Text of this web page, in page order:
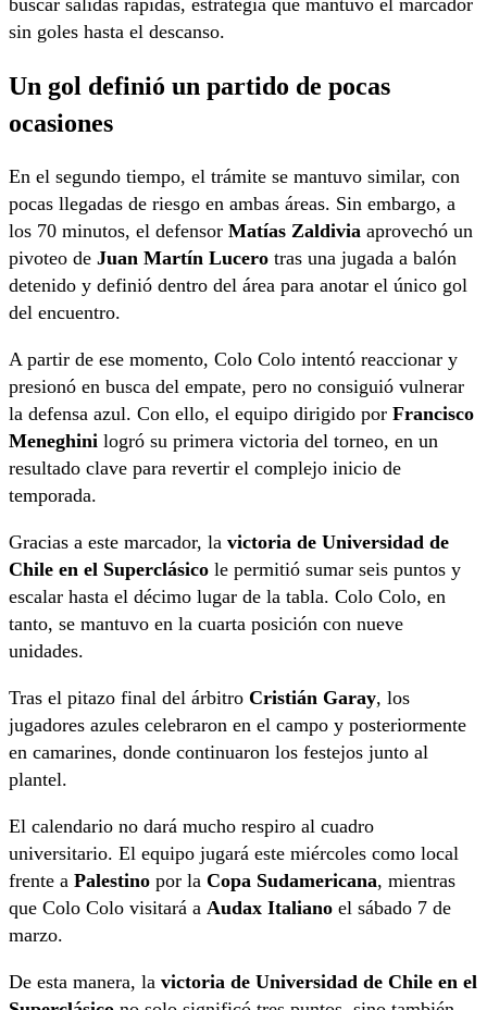
buscar salidas rápidas, estrategia que mantuvo el marcador
sin goles hasta el descanso.
Un gol definió un partido de pocas
ocasiones
En el segundo tiempo, el trámite se mantuvo similar, con
pocas llegadas de riesgo en ambas áreas. Sin embargo, a
los 70 minutos, el defensor Matías Zaldivia aprovechó un
pivoteo de Juan Martín Lucero tras una jugada a balón
detenido y definió dentro del área para anotar el único gol
del encuentro.
A partir de ese momento, Colo Colo intentó reaccionar y
presionó en busca del empate, pero no consiguió vulnerar
la defensa azul. Con ello, el equipo dirigido por Francisco
Meneghini logró su primera victoria del torneo, en un
resultado clave para revertir el complejo inicio de
temporada.
Gracias a este marcador, la victoria de Universidad de
Chile en el Superclásico le permitió sumar seis puntos y
escalar hasta el décimo lugar de la tabla. Colo Colo, en
tanto, se mantuvo en la cuarta posición con nueve
unidades.
Tras el pitazo final del árbitro Cristián Garay, los
jugadores azules celebraron en el campo y posteriormente
en camarines, donde continuaron los festejos junto al
plantel.
El calendario no dará mucho respiro al cuadro
universitario. El equipo jugará este miércoles como local
frente a Palestino por la Copa Sudamericana, mientras
que Colo Colo visitará a Audax Italiano el sábado 7 de
marzo.
De esta manera, la victoria de Universidad de Chile en el